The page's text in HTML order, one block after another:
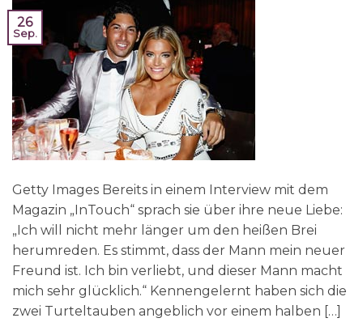
26
Sep.
Getty Images Bereits in einem Interview mit dem
Magazin „InTouch“ sprach sie über ihre neue Liebe:
„Ich will nicht mehr länger um den heißen Brei
herumreden. Es stimmt, dass der Mann mein neuer
Freund ist. Ich bin verliebt, und dieser Mann macht
mich sehr glücklich.“ Kennengelernt haben sich die
zwei Turteltauben angeblich vor einem halben […]